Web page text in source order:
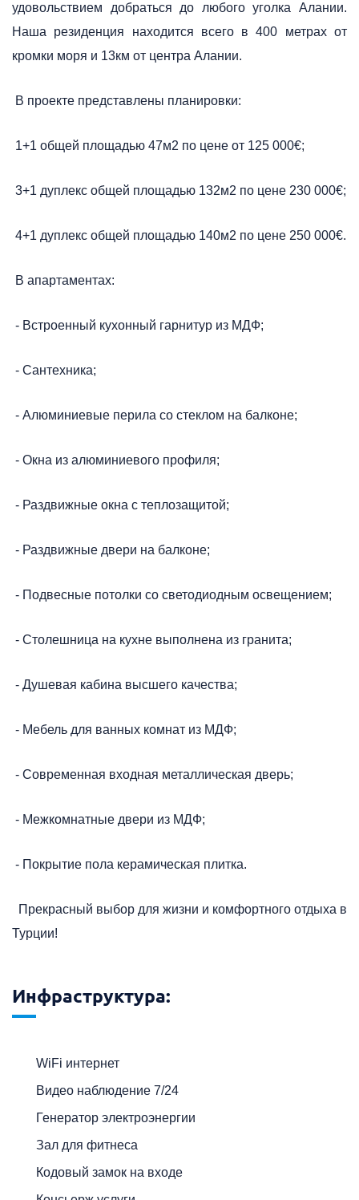
удовольствием добраться до любого уголка Алании.
Наша резиденция находится всего в 400 метрах от
кромки моря и 13км от центра Алании.
В проекте представлены планировки:
1+1 общей площадью 47м2 по цене от 125 000€;
3+1 дуплекс общей площадью 132м2 по цене 230 000€;
4+1 дуплекс общей площадью 140м2 по цене 250 000€.
В апартаментах:
- Встроенный кухонный гарнитур из МДФ;
- Сантехника;
- Алюминиевые перила со стеклом на балконе;
- Окна из алюминиевого профиля;
- Раздвижные окна с теплозащитой;
- Раздвижные двери на балконе;
- Подвесные потолки со светодиодным освещением;
- Столешница на кухне выполнена из гранита;
- Душевая кабина высшего качества;
- Мебель для ванных комнат из МДФ;
- Современная входная металлическая дверь;
- Межкомнатные двери из МДФ;
- Покрытие пола керамическая плитка.
Прекрасный выбор для жизни и комфортного отдыха в
Турции!
Инфраструктура:
WiFi интернет
Видео наблюдение 7/24
Генератор электроэнергии
Зал для фитнеса
Кодовый замок на входе